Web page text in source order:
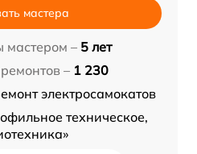
мастера
мастером – 5 лет
– 1 230
электросамокатов
техническое,